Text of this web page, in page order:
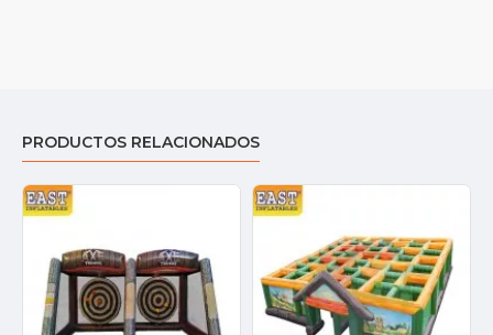
PRODUCTOS RELACIONADOS